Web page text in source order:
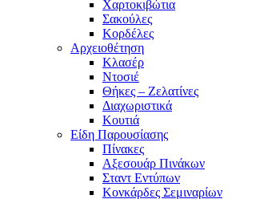
Χαρτοκιβώτια
Σακούλες
Κορδέλες
Αρχειοθέτηση
Κλασέρ
Ντοσιέ
Θήκες – Ζελατίνες
Διαχωριστικά
Κουτιά
Είδη Παρουσίασης
Πίνακες
Αξεσουάρ Πινάκων
Σταντ Εντύπων
Κονκάρδες Σεμιναρίων